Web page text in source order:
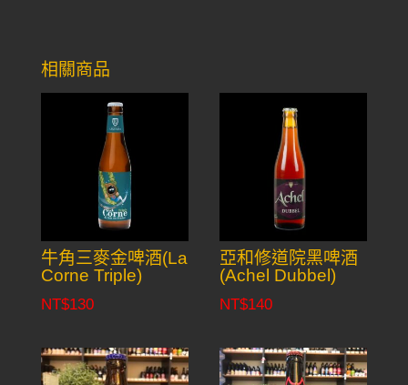
相關商品
牛角三麥金啤酒(La
Corne Triple)
NT$130
亞和修道院黑啤酒
(Achel Dubbel)
NT$140